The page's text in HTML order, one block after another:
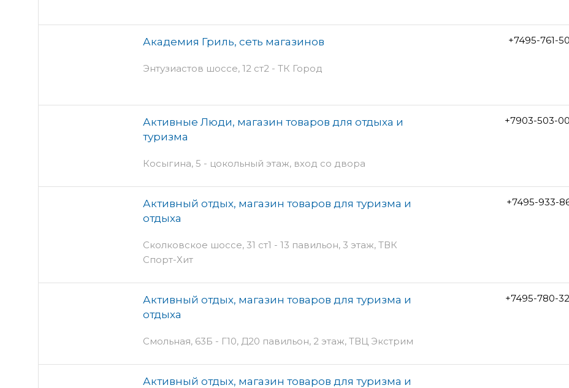
Академия Гриль, сеть магазинов
Энтузиастов шоссе, 12 ст2 - ТК Город
+7495-761-
Активные Люди, магазин товаров для отдыха и
туризма
Косыгина, 5 - цокольный этаж, вход со двора
+7903-503-
Активный отдых, магазин товаров для туризма и
отдыха
Сколковское шоссе, 31 ст1 - 13 павильон, 3 этаж, ТВК
Спорт-Хит
+7495-933-
Активный отдых, магазин товаров для туризма и
отдыха
Смольная, 63Б - Г10, Д20 павильон, 2 этаж, ТВЦ Экстрим
+7495-780-
Активный отдых, магазин товаров для туризма и